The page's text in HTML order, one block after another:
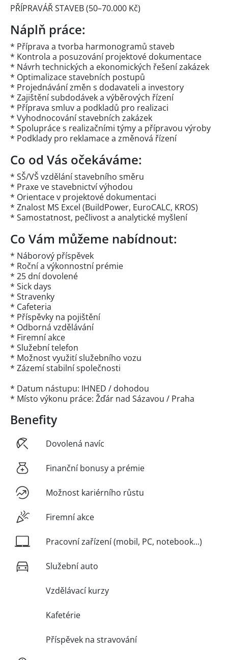
PŘÍPRAVÁŘ STAVEB (50–70.000 Kč)
Náplň práce:
* Příprava a tvorba harmonogramů staveb
* Kontrola a posuzování projektové dokumentace
* Návrh technických a ekonomických řešení zakázek
* Optimalizace stavebních postupů
* Projednávání změn s dodavateli a investory
* Zajištění subdodávek a výběrových řízení
* Příprava smluv a podkladů pro realizaci
* Vyhodnocování stavebních zakázek
* Spolupráce s realizačními týmy a přípravou výroby
* Podklady pro reklamace a změnová řízení
Co od Vás očekáváme:
* SŠ/VŠ vzdělání stavebního směru
* Praxe ve stavebnictví výhodou
* Orientace v projektové dokumentaci
* Znalost MS Excel (BuildPower, EuroCALC, KROS)
* Samostatnost, pečlivost a analytické myšlení
Co Vám můžeme nabídnout:
* Náborový příspěvek
* Roční a výkonnostní prémie
* 25 dní dovolené
* Sick days
* Stravenky
* Cafeteria
* Příspěvky na pojištění
* Odborná vzdělávání
* Firemní akce
* Služební telefon
* Možnost využití služebního vozu
* Zázemí stabilní společnosti
* Datum nástupu: IHNED / dohodou
* Místo výkonu práce: Žďár nad Sázavou / Praha
Benefity
Dovolená navíc
Finanční bonusy a prémie
Možnost kariérního růstu
Firemní akce
Pracovní zařízení (mobil, PC, notebook...)
Služební auto
Vzdělávací kurzy
Kafetérie
Příspěvek na stravování